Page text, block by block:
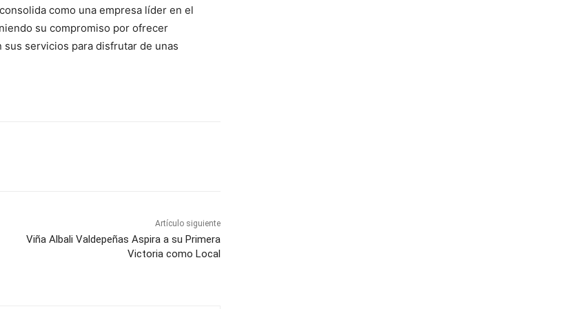
como una empresa líder en el
su compromiso por ofrecer
servicios para disfrutar de unas
Artículo siguiente
Viña Albali Valdepeñas Aspira a su Primera
Victoria como Local